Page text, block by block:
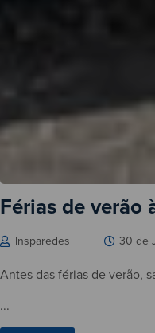
Férias de verão
Insparedes 30 de
Antes das férias de verão,
...